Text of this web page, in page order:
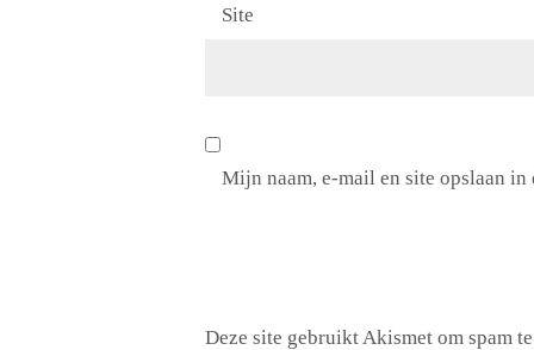
Site
Mijn naam, e-mail en site opslaan
Deze site gebruikt Akismet om spam